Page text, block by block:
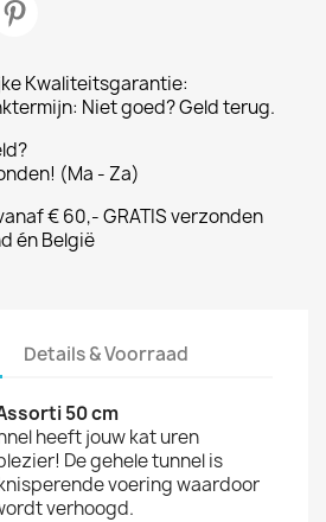
Kwaliteitsgarantie:
Niet goed? Geld terug.
(Ma - Za)
€ 60,- GRATIS verzonden
én België
Details & Voorraad
50 cm
heeft jouw kat uren
De gehele tunnel is
voering waardoor
verhoogd.